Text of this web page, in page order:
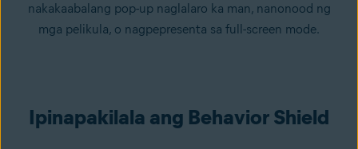
nakakaabalang pop-up naglalaro ka man, nanonood ng
mga pelikula, o nagpepresenta sa full-screen mode.
Ipinapakilala ang Behavior Shield